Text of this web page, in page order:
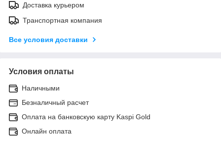
Доставка курьером
Транспортная компания
Все условия доставки
Условия оплаты
Наличными
Безналичный расчет
Оплата на банковскую карту Kaspi Gold
Онлайн оплата